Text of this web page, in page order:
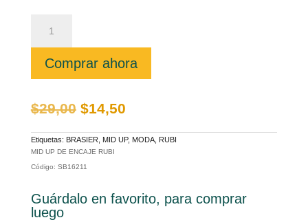
cantidad
Comprar ahora
$29,00 El
precio
original
$29,00.
$14,50El
precio
$14,50.
Etiquetas: BRASIER MID UP, MODA, RUBI
MID UP DE ENCAJE RUBI
Código: SB16211
Guárdalo en favorito, para comprar
luego